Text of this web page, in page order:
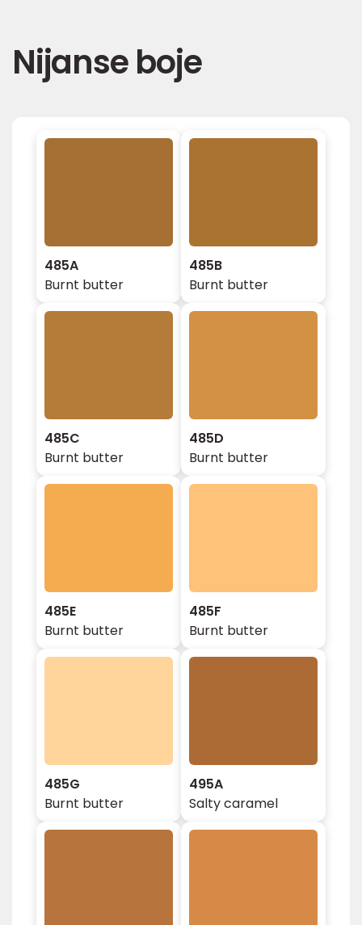
Nijanse boje
485A
Burnt butter
485B
Burnt butter
485C
Burnt butter
485D
Burnt butter
485E
Burnt butter
485F
Burnt butter
485G
Burnt butter
495A
Salty caramel